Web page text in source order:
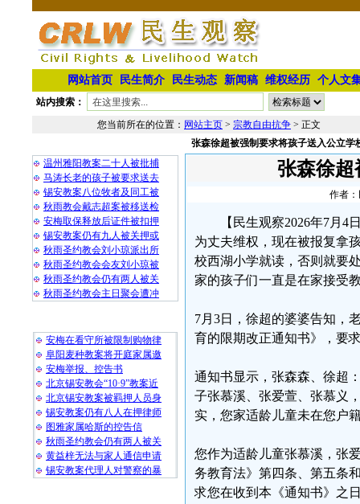
网站首页 民生简介 民生动态 新闻稿 维权经历 个人文
站内搜索：
您当前所在的位置： 网站主页 > 宗教自由抗争 > 正文
温州雅阳教案二十人被批捕
马涛长老的孩子被要求送去
锡安教案八位牧者及同工被
秋雨教会戴志超案被移送检
安梅取保释放后证件被扣押
锡安教案仍有九人被关押或
秋雨圣约教会刘小琼派出所
秋雨圣约教会会友刘小琼被
秋雨圣约教会仍有两人被关
秋雨圣约教会主日聚会遭冲
安梅在看守所被限制购物律
阜阳麦种教案将开庭家属邀
安梅举报、控告书
北京锡安教会“10·9”教案近
北京锡安教案被羁押人员身
锡安教案仍有八人在押律师
图雅家属哈斯的控告信
秋雨圣约教会仍有两人被关
黄益梓无法与家人通信申请
锡安教案代理人对警察的暴
张森徐超被强制要求将孩子送入公立学
张森徐超
作者：
【民生观察2026年7月
为丈夫维权，现在被报复拿
校西湖小学就读，否则就要
家的孩子们一直是在家接受
7月3日，徐超的婆婆告知，
育的限期改正通知书》，要
通知书显示，张森森、徐超
子张慕溪、张爱萱、张慕义
实，您家适龄儿童未在您户
您作为适龄儿童张慕溪，张
务教育法》第四条、第五条
求您在收到本《通知书》之